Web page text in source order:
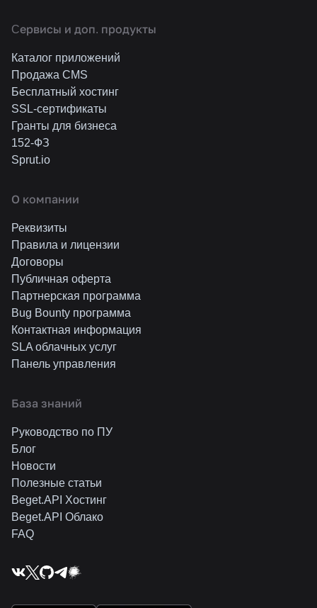
Cервисы и доп. продукты
Каталог приложений
Продажа CMS
Бесплатный хостинг
SSL-сертификаты
Гранты для бизнеса
152-ФЗ
Sprut.io
О компании
Реквизиты
Правила и лицензии
Договоры
Публичная оферта
Партнерская программа
Bug Bounty программа
Контактная информация
SLA облачных услуг
Панель управления
База знаний
Руководство по ПУ
Блог
Новости
Полезные статьи
Beget.API Хостинг
Beget.API Облако
FAQ